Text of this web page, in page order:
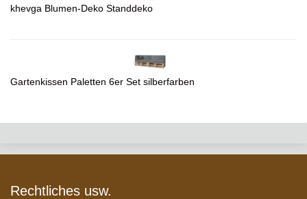
khevga Blumen-Deko Standdeko
Gartenkissen Paletten 6er Set silberfarben
Rechtliches usw.